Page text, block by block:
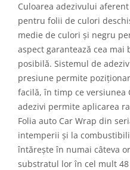
Culoarea adezivului
pentru folii de culori
medie de culori și negru
aspect garantează cea mai
posibilă. Sistemul de
presiune permite
facilă, în timp ce versiunea
adezivi permite aplicarea
Folia auto Car Wrap din
intemperii și la
întărește în numai câteva
substratul lor în cel mult